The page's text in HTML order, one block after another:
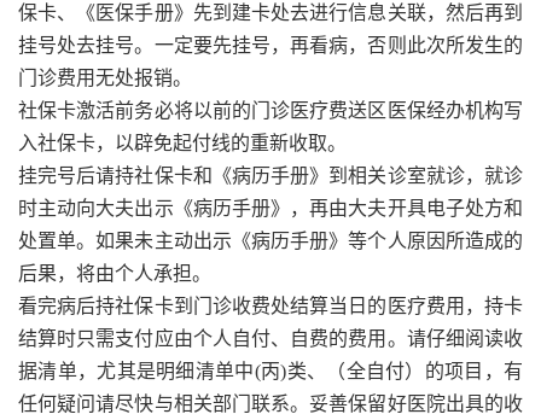
保卡、《医保手册》先到建卡处去进行信息关联，然后再到
挂号处去挂号。一定要先挂号，再看病，否则此次所发生的
门诊费用无处报销。
社保卡激活前务必将以前的门诊医疗费送区医保经办机构写
入社保卡，以辟免起付线的重新收取。
挂完号后请持社保卡和《病历手册》到相关诊室就诊，就诊
时主动向大夫出示《病历手册》，再由大夫开具电子处方和
处置单。如果未主动出示《病历手册》等个人原因所造成的
后果，将由个人承担。
看完病后持社保卡到门诊收费处结算当日的医疗费用，持卡
结算时只需支付应由个人自付、自费的费用。请仔细阅读收
据清单，尤其是明细清单中(丙)类、（全自付）的项目，有
任何疑问请尽快与相关部门联系。妥善保留好医院出具的收